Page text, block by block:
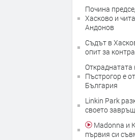
Почина
Хасково и
Андонов
Съдът в
опит за
Откраднатата
Пъстрогор е
България
Linkin Park
своето
Madonna и
първия си